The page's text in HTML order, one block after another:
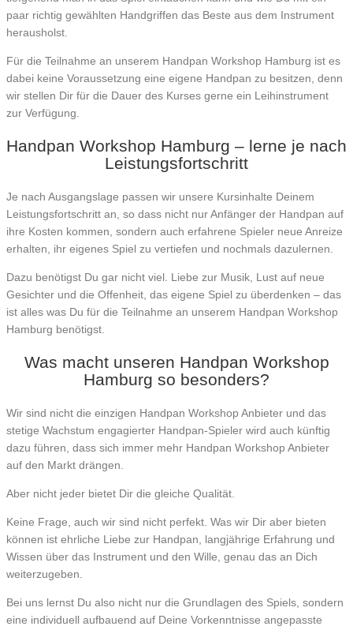
paar richtig gewählten Handgriffen das Beste aus dem Instrument
herausholst.
Für die Teilnahme an unserem Handpan Workshop Hamburg ist es
dabei keine Voraussetzung eine eigene Handpan zu besitzen, denn
wir stellen Dir für die Dauer des Kurses gerne ein Leihinstrument
zur Verfügung.
Handpan Workshop Hamburg – lerne je nach
Leistungsfortschritt
Je nach Ausgangslage passen wir unsere Kursinhalte Deinem
Leistungsfortschritt an, so dass nicht nur Anfänger der Handpan auf
ihre Kosten kommen, sondern auch erfahrene Spieler neue Anreize
erhalten, ihr eigenes Spiel zu vertiefen und nochmals dazulernen.
Dazu benötigst Du gar nicht viel. Liebe zur Musik, Lust auf neue
Gesichter und die Offenheit, das eigene Spiel zu überdenken – das
ist alles was Du für die Teilnahme an unserem Handpan Workshop
Hamburg benötigst.
Was macht unseren Handpan Workshop
Hamburg so besonders?
Wir sind nicht die einzigen Handpan Workshop Anbieter und das
stetige Wachstum engagierter Handpan-Spieler wird auch künftig
dazu führen, dass sich immer mehr Handpan Workshop Anbieter
auf den Markt drängen.
Aber nicht jeder bietet Dir die gleiche Qualität.
Keine Frage, auch wir sind nicht perfekt. Was wir Dir aber bieten
können ist ehrliche Liebe zur Handpan, langjährige Erfahrung und
Wissen über das Instrument und den Wille, genau das an Dich
weiterzugeben.
Bei uns lernst Du also nicht nur die Grundlagen des Spiels, sondern
eine individuell aufbauend auf Deine Vorkenntnisse angepasste